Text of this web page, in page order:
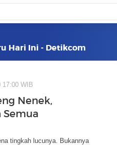
Hari Ini - Detikcom
17:00 WIB
Nenek,
Semua
tingkah lucunya. Bukannya